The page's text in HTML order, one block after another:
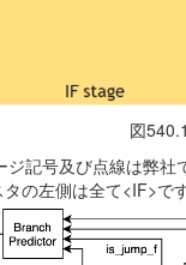
図
ジ記号及び点線は弊
の左側は全て<IF>で